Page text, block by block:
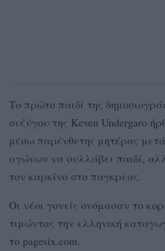
Το πρώτο παιδί της
συζύγου της Keven Undergaro
μέσω παρένθετης μητέρας
αγώνων να συλλάβει παιδί,
τον καρκίνο στο παγκρεας.
Οι νέοι γονείς ονόμασαν το
τιμώντας την ελληνική
το pagesix.com.